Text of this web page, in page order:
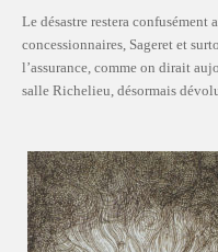
Le désastre restera
concessionnaires, Sageret et
l’assurance, comme on dirait
salle Richelieu, désormais